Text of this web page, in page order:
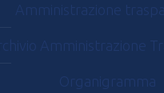
Amministrazione
Amministrazione
Organigramma